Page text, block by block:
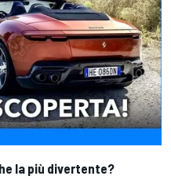
la più divertente?